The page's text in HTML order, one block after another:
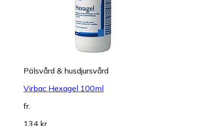
Pälsvård & husdjursvård
Virbac Hexagel 100ml
fr.
134 kr